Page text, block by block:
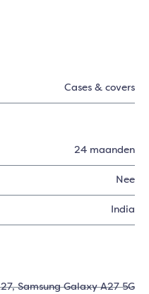
Cases & covers
24 maanden
Nee
India
, Samsung Galaxy A27 5G